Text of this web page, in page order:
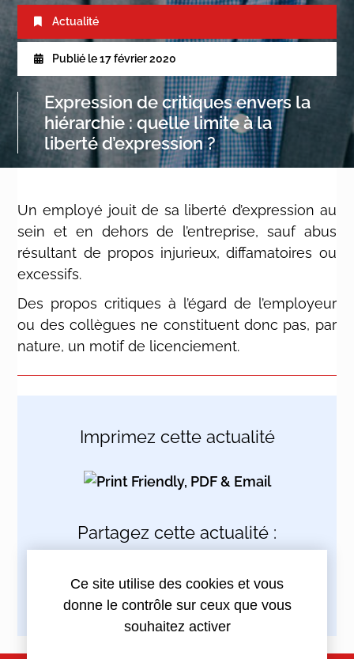
Actualité
Publié le 17 février 2020
Expression de critiques envers la
hiérarchie : quelle limite à la
liberté d’expression ?
Un employé jouit de sa liberté d’expression au
sein et en dehors de l’entreprise, sauf abus
résultant de propos injurieux, diffamatoires ou
excessifs.
Des propos critiques à l’égard de l’employeur
ou des collègues ne constituent donc pas, par
nature, un motif de licenciement.
Imprimez cette actualité
Partagez cette actualité :
Ce site utilise des cookies et vous
donne le contrôle sur ceux que vous
souhaitez activer